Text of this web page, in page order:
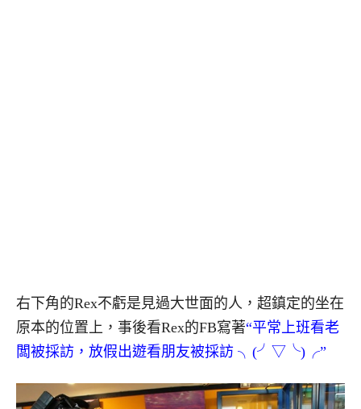
右下角的Rex不虧是見過大世面的人，超鎮定的坐在
原本的位置上，事後看Rex的FB寫著“平常上班看老
闆被採訪，放假出遊看朋友被採訪 ╮(╯▽╰)╭”